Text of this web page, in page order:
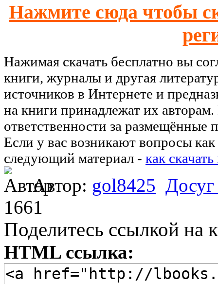
Нажмите сюда чтобы
Нажимая скачать бесплатно вы
книги, журналы и другая
источников в Интернете и
на книги принадлежат их
ответственности за размещённые
Если у вас возникают вопросы как
следующий материал - как
Автор: gol8425
1661
Поделитесь ссылкой на
HTML ссылка: